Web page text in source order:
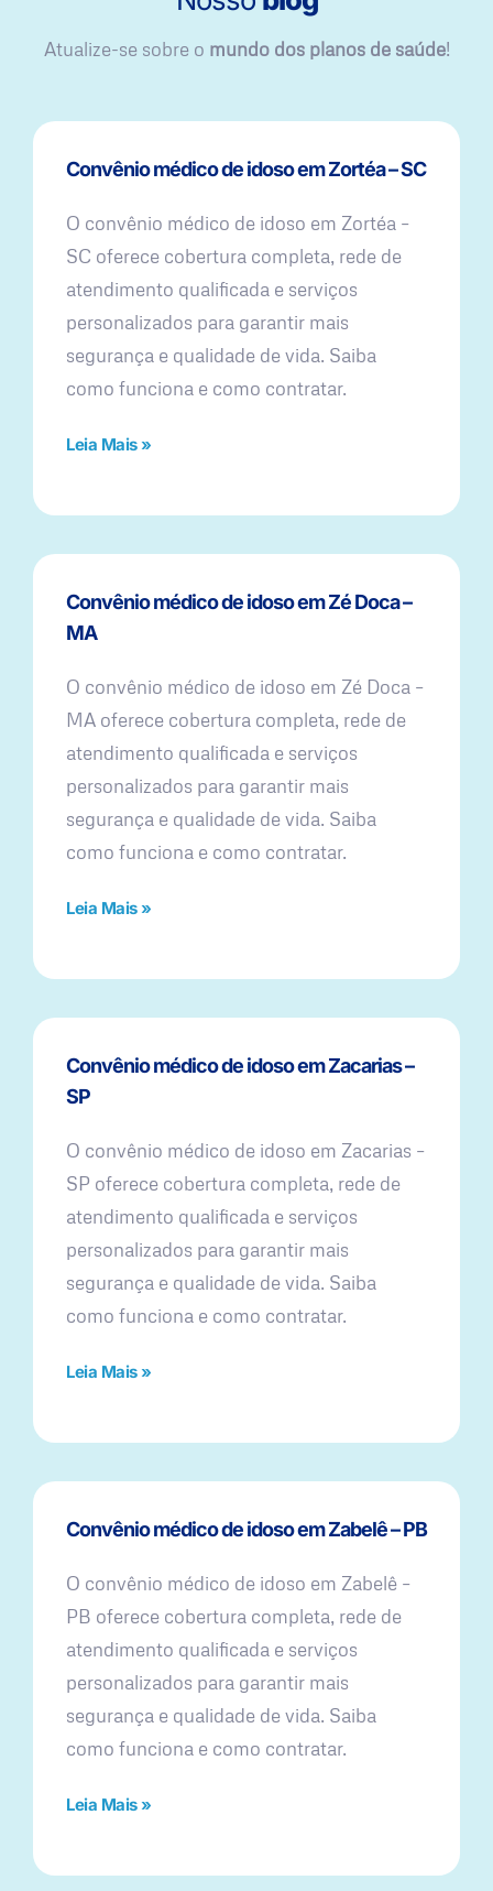
Atualize-se sobre o mundo dos planos de saúde!
Convênio médico de idoso em Zortéa – SC
O convênio médico de idoso em Zortéa –
SC oferece cobertura completa, rede de
atendimento qualificada e serviços
personalizados para garantir mais
segurança e qualidade de vida. Saiba
como funciona e como contratar.
Leia Mais »
Convênio médico de idoso em Zé Doca –
MA
O convênio médico de idoso em Zé Doca –
MA oferece cobertura completa, rede de
atendimento qualificada e serviços
personalizados para garantir mais
segurança e qualidade de vida. Saiba
como funciona e como contratar.
Leia Mais »
Convênio médico de idoso em Zacarias –
SP
O convênio médico de idoso em Zacarias –
SP oferece cobertura completa, rede de
atendimento qualificada e serviços
personalizados para garantir mais
segurança e qualidade de vida. Saiba
como funciona e como contratar.
Leia Mais »
Convênio médico de idoso em Zabelê – PB
O convênio médico de idoso em Zabelê –
PB oferece cobertura completa, rede de
atendimento qualificada e serviços
personalizados para garantir mais
segurança e qualidade de vida. Saiba
como funciona e como contratar.
Leia Mais »